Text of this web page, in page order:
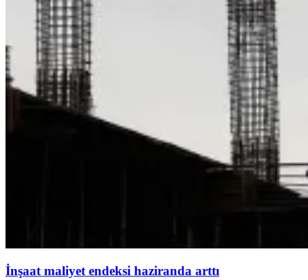
İnşaat maliyet endeksi haziranda arttı